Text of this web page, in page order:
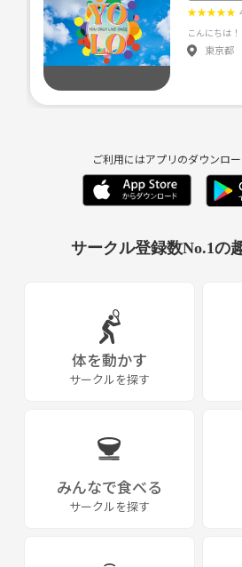
★★★★★
東京都
ご利用にはアプリのダウンロ
サークル登録数No.1の
体を動かす
サークルを探す
みんなで食べる
サークルを探す